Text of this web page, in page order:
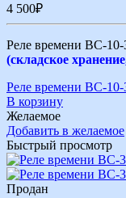
4 500₽
Реле времени ВС-
(складское
Реле времени ВС-
В корзину
Желаемое
Добавить в желаемое
Быстрый просмотр
Продан